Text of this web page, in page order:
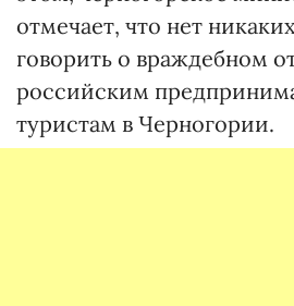
отмечает, что нет
говорить о враждебном
российским
туристам в Черногории.